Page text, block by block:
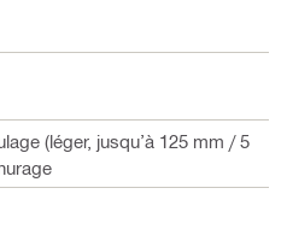
(léger, jusqu’à 125 mm / 5